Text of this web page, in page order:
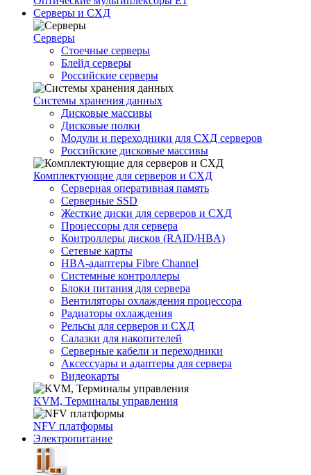
Серверы и СХД
Серверы
Стоечные серверы
Блейд серверы
Российские серверы
Системы хранения данных
Дисковые массивы
Дисковые полки
Модули и переходники для СХД серверов
Российские дисковые массивы
Комплектующие для серверов и СХД
Серверная оперативная память
Серверные SSD
Жесткие диски для серверов и СХД
Процессоры для сервера
Контроллеры дисков (RAID/HBA)
Сетевые карты
HBA-адаптеры Fibre Channel
Системные контроллеры
Блоки питания для сервера
Вентиляторы охлаждения процессора
Радиаторы охлаждения
Рельсы для серверов и СХД
Салазки для накопителей
Серверные кабели и переходники
Аксессуары и адаптеры для сервера
Видеокарты
KVM, Терминалы управления
NFV платформы
Электропитание